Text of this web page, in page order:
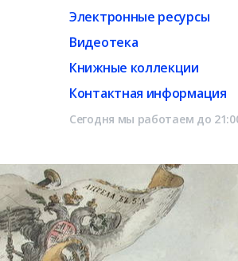
Электронные ресурсы
Видеотека
Книжные коллекции
Контактная информация
Сегодня мы работаем до